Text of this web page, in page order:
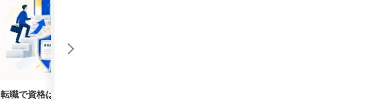
転職で資格は武器になる？採用担当